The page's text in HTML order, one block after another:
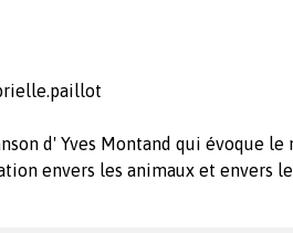
d' Yves Montand qui évoque le
envers les animaux et envers